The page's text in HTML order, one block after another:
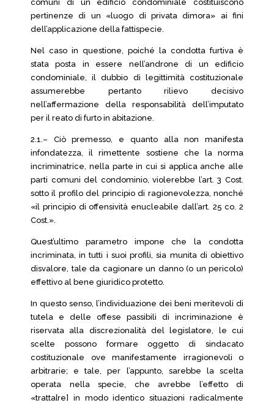
comuni di un edificio condominiale costituiscono
pertinenze di un «luogo di privata dimora» ai fini
dell’applicazione della fattispecie.
Nel caso in questione, poiché la condotta furtiva è
stata posta in essere nell’androne di un edificio
condominiale, il dubbio di legittimità costituzionale
assumerebbe pertanto rilievo decisivo
nell’affermazione della responsabilità dell’imputato
per il reato di furto in abitazione.
2.1.– Ciò premesso, e quanto alla non manifesta
infondatezza, il rimettente sostiene che la norma
incriminatrice, nella parte in cui si applica anche alle
parti comuni del condominio, violerebbe l’art. 3 Cost.
sotto il profilo del principio di ragionevolezza, nonché
«il principio di offensività enucleabile dall’art. 25 co. 2
Cost.».
Quest’ultimo parametro impone che la condotta
incriminata, in tutti i suoi profili, sia munita di obiettivo
disvalore, tale da cagionare un danno (o un pericolo)
effettivo al bene giuridico protetto.
In questo senso, l’individuazione dei beni meritevoli di
tutela e delle offese passibili di incriminazione è
riservata alla discrezionalità del legislatore, le cui
scelte possono formare oggetto di sindacato
costituzionale ove manifestamente irragionevoli o
arbitrarie; e tale, per l’appunto, sarebbe la scelta
operata nella specie, che avrebbe l’effetto di
«tratta[re] in modo identico situazioni radicalmente